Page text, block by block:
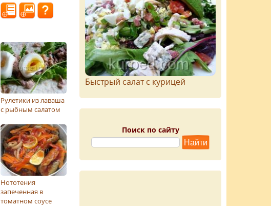
Рулетики из лаваша
с рыбным салатом
Нототения
запеченная в
томатном соусе
Быстрый салат с курицей
Поиск по сайту